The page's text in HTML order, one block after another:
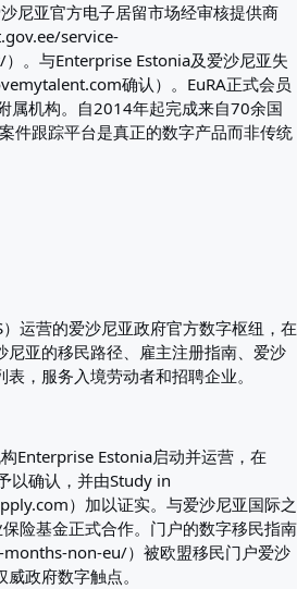
尼亚官方电子居留市场经审核提供商
service-
。与Enterprise Estonia及爱沙尼亚失
确认）。EuRA正式会员
属机构。自2014年起完成来自70余国
件跟踪平台是真正的数字产品而非传统
运营的爱沙尼亚政府官方数字枢纽，在
尼亚的移民路径、雇主注册指南、爱沙
，服务入境劳动者和招聘企业。
Enterprise Estonia启动并运营，在
以确认，并由Study in
）加以证实。与爱沙尼亚国际之
险基金正式合作。门户的数字移民指南
non-eu/）被欧盟移民门户爱沙
政府数字触点。